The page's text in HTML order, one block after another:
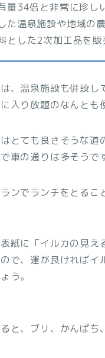
量34倍と非常に珍し
た温泉施設や地域の
とした2次加工品を販
、温泉施設も併設し
入り放題のなんとも
とても良さそうな道
車の通りは多そうで
ンでランチをとるこ
紙に「イルカの見え
で、運が良ければイ
う。
と、ブリ、かんぱち